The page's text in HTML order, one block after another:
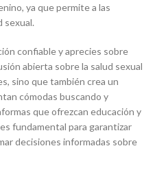
ya que permite a las
sexual.
confiable y aprecies sobre
abierta sobre la salud sexual
sino que también crea un
cómodas buscando y
que ofrezcan educación y
fundamental para garantizar
decisiones informadas sobre